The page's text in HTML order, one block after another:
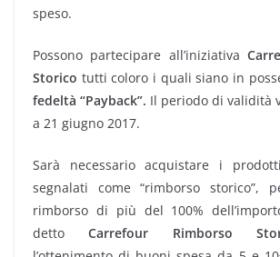
speso.
Possono partecipare all’iniziativa
Storico tutti coloro i quali siano in
fedeltà “Payback”. Il periodo di validità
a 21 giugno 2017.
Sarà necessario acquistare i
segnalati come “rimborso storico”,
rimborso di più del 100%
dettoCarrefour Rimborso